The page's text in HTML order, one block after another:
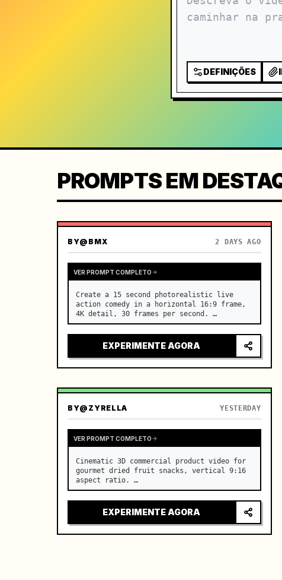
DEFINIÇÕES
PROMPTS EM
BY@BMX 2 DAYS AGO
VER PROMPT COMPLETO
Create a 15 second photorealistic live
action comedy in a horizontal 16:9 frame,
4K detail, 30 frames per second. …
EXPERIMENTE AGORA
BY@ZYRELLA YESTERDAY
VER PROMPT COMPLETO
Cinematic 3D commercial product video for
gourmet dried fruit snacks, vertical 9:16
aspect ratio. …
EXPERIMENTE AGORA